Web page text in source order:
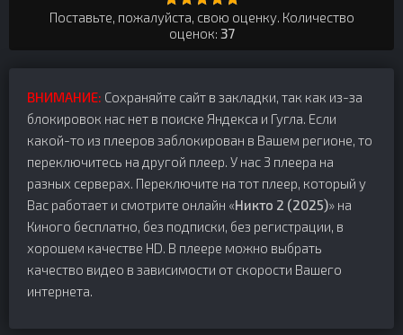
Поставьте, пожалуйста, свою оценку. Количество
оценок: 37
ВНИМАНИЕ: Сохраняйте сайт в закладки, так как из-за
блокировок нас нет в поиске Яндекса и Гугла. Если
какой-то из плееров заблокирован в Вашем регионе, то
переключитесь на другой плеер. У нас 3 плеера на
разных серверах. Переключите на тот плеер, который у
Вас работает и смотрите онлайн «Никто 2 (2025)» на
Киного бесплатно, без подписки, без регистрации, в
хорошем качестве HD. В плеере можно выбрать
качество видео в зависимости от скорости Вашего
интернета.